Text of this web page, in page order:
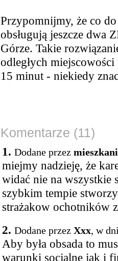
Przypomnijmy, że co
obsługują jeszcze dwa
Górze. Takie
odległych
15 minut - niekiedy
Komentarze (11)
1. Dodane przez
miejmy nadzieję, że
widać nie na wszystkie
szybkim tempie
strażakow ochotników
2. Dodane przez Xxx, w
Aby była obsada to
warunki socjalne jak i